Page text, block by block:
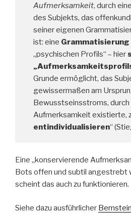
Aufmerksamkeit, durch
des Subjekts, das
seiner eigenen
ist: eine Grammatisierung
„psychischen Profils“ – hier
Grunde ermöglicht, das
gewissermaßen am
Bewusstseinsstroms, durch
Aufmerksamkeit existierte,
entindividualisieren“
Eine „konservierende
Bots offen und subtil angestrebt
scheint das auch zu funktionieren.
Siehe dazu ausführlicher